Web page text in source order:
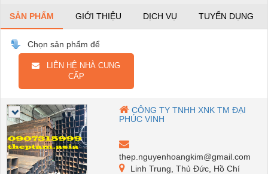
SẢN PHẨM GIỚI THIỆU DỊCH VỤ TUYỂN DỤNG
Chọn sản phẩm để
LIÊN HỆ NHÀ CUNG
CẤP
CÔNG TY TNHH XNK TM ĐẠI
PHÚC VINH
thep.nguyenhoangkim@gmail.com
Linh Trung, Thủ Đức, Hồ Chí